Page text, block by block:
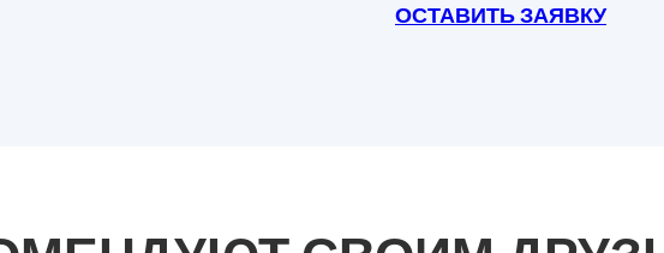
ОСТАВИТЬ ЗАЯВКУ